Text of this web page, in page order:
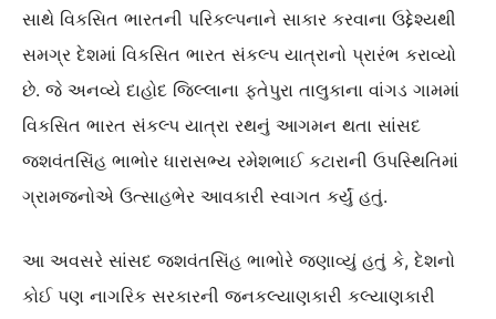
સાથે વિકસિત ભારતની પરિકલ્પનાને સાકાર કરવાના ઉદ્દેશ્યથી
સમગ્ર દેશમાં વિકસિત ભારત સંકલ્પ યાત્રાનો પ્રારંભ કરાવ્યો
છે. જે અનવ્યે દાહોદ જિલ્લાના ફતેપુરા તાલુકાના વાંગડ ગામમાં
વિકસિત ભારત સંકલ્પ યાત્રા રથનું આગમન થતા સાંસદ
જશવંતસિંહ ભાભોર ધારાસભ્ય રમેશભાઈ કટારાની ઉપસ્થિતિમાં
ગ્રામજનોએ ઉત્સાહભેર આવકારી સ્વાગત કર્યું હતું.
આ અવસરે સાંસદ જશવંતસિંહ ભાભોરે જણાવ્યું હતું કે, દેશનો
કોઈ પણ નાગરિક સરકારની જનકલ્યાણકારી કલ્યાણકારી